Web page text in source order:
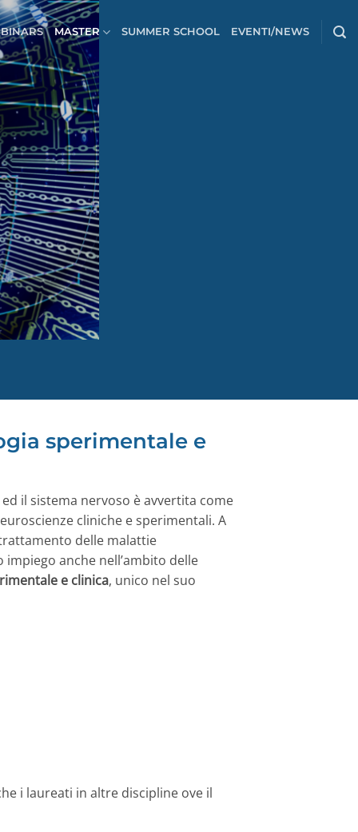
MASTER SUMMER SCHOOL EVENTI/NEWS
sperimentale e
il sistema nervoso è avvertita come
cliniche e sperimentali. A
delle malattie
anche nell’ambito delle
e clinica, unico nel suo
i laureati in altre discipline ove il